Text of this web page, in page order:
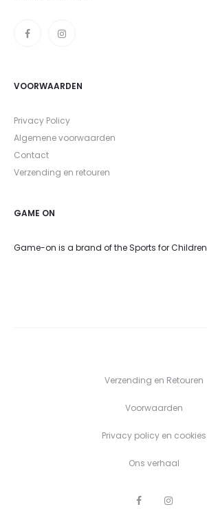
VOORWAARDEN
Privacy Policy
Algemene voorwaarden
Contact
Verzending en retouren
GAME ON
Game-on is a brand of the Sports for
Verzending en Retouren
Voorwaarden
Privacy policy en cookies
Ons verhaal
F
I